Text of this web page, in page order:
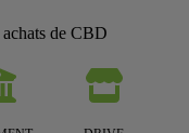
de CBD